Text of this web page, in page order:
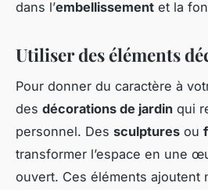
dans l’embellissement et la
Utiliser des éléments
Pour donner du caractère à
des décorations de jardin qui
personnel. Des sculptures ou
transformer l’espace en une
ouvert. Ces éléments ajoutent